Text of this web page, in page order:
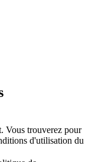
Vous trouverez pour
d'utilisation du